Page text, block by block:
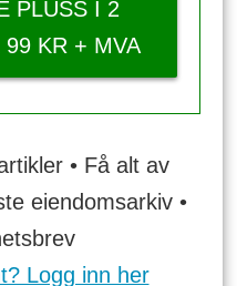
PLUSS I 2
KR + MVA
• Få alt av
eiendomsarkiv •
Logg inn her